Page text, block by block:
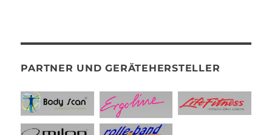
PARTNER UND GERÄTEHERSTELLER